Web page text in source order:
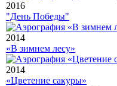
2016
"День Победы"
2014
«В зимнем лесу»
2014
«Цветение сакуры»